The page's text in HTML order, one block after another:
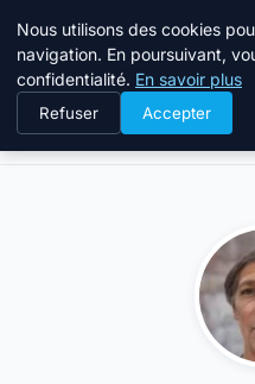
Tourisme Landes
Accueil Julie Barbier
Nous utilisons des cookies
navigation. En poursuivant,
confidentialité. En savoir plus
Refuser Accepter